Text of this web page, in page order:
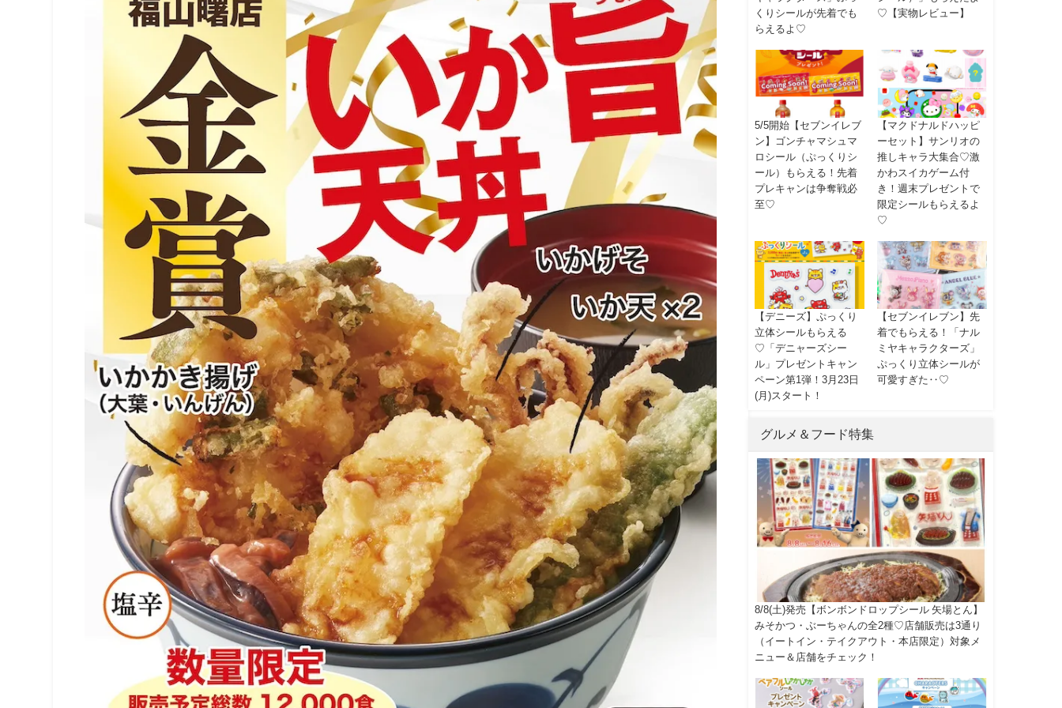
くりシールが先着でも
らえるよ♡
♡【実物レビュー】
5/5開始【セブンイレブ
ン】ゴンチャマシュマ
ロシール（ぷっくりシ
ール）もらえる！先着
プレキャンは争奪戦必
至♡
【マクドナルドハッピ
ーセット】サンリオの
推しキャラ大集合♡激
かわスイカゲーム付
き！週末プレゼントで
限定シールもらえるよ
♡
【デニーズ】ぷっくり
立体シールもらえる
♡「デニャーズシー
ル」プレゼントキャン
ペーン第1弾！3月23日
(月)スタート！
【セブンイレブン】先
着でもらえる！「ナル
ミヤキャラクターズ」
ぷっくり立体シールが
可愛すぎた‥♡
グルメ＆フード特集
8/8(土)発売【ボンボンドロップシール 矢場とん】
みそかつ・ぶーちゃんの全2種♡店舗販売は3通り
（イートイン・テイクアウト・本店限定）対象メ
ニュー＆店舗をチェック！